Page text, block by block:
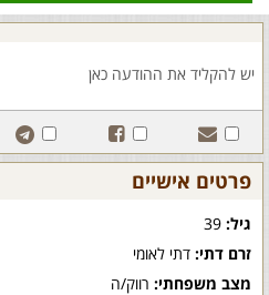
פרטים אישיים
גיל:
זרם דתי: דתי לאומי
מצב משפחתי: רווק/ה